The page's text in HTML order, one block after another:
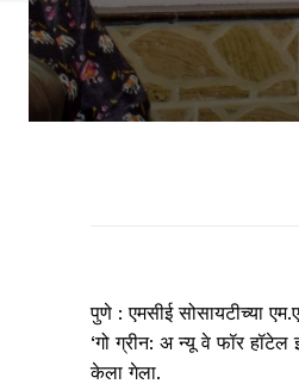
पुणे : एमसीई सोसायटीच्या
‘गो ग्रीन: अ न्यू वे फॉर हॉटेल
केला गेला.